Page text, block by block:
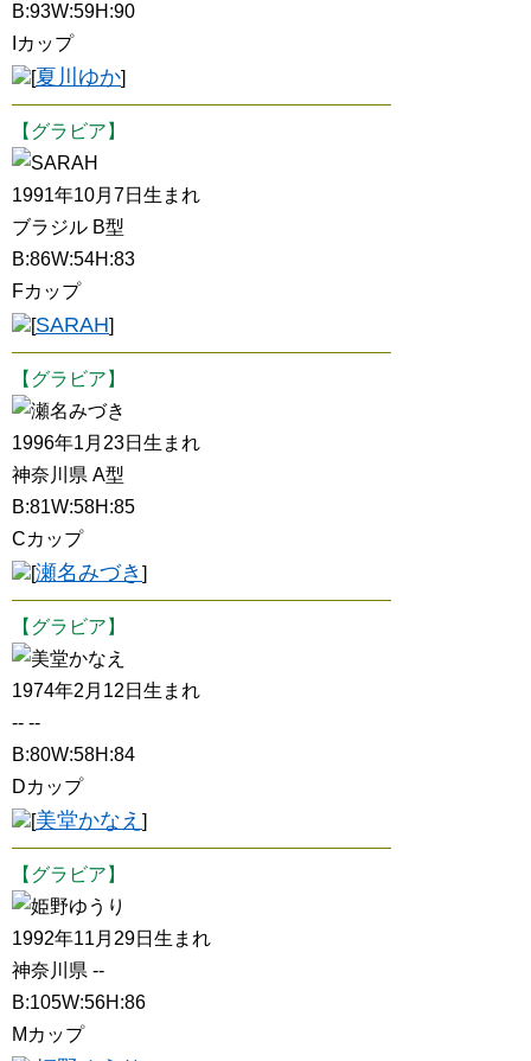
B:93W:59H:90
Iカップ
[夏川ゆか]
【グラビア】
SARAH
1991年10月7日生まれ
ブラジル B型
B:86W:54H:83
Fカップ
[SARAH]
【グラビア】
瀬名みづき
1996年1月23日生まれ
神奈川県 A型
B:81W:58H:85
Cカップ
[瀬名みづき ]
【グラビア】
美堂かなえ
1974年2月12日生まれ
-- --
B:80W:58H:84
Dカップ
[美堂かなえ ]
【グラビア】
姫野ゆうり
1992年11月29日生まれ
神奈川県 --
B:105W:56H:86
Mカップ